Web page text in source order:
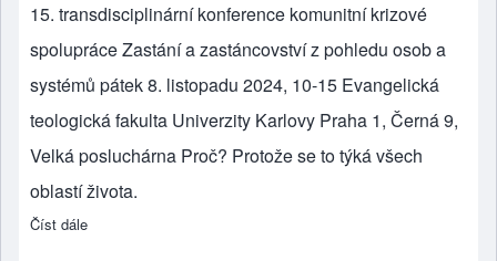
15. transdisciplinární konference komunitní krizové
spolupráce Zastání a zastáncovství z pohledu osob a
systémů pátek 8. listopadu 2024, 10-15 Evangelická
teologická fakulta Univerzity Karlovy Praha 1, Černá 9,
Velká posluchárna Proč? Protože se to týká všech
oblastí života.
Číst dále